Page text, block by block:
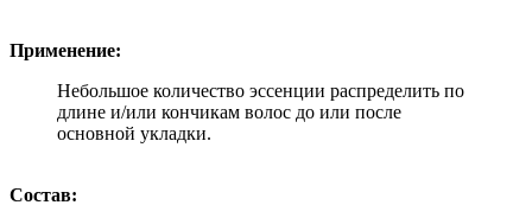
Применение:
Небольшое количество эссенции распределить по
длине и/или кончикам волос до или после
основной укладки.
Состав: